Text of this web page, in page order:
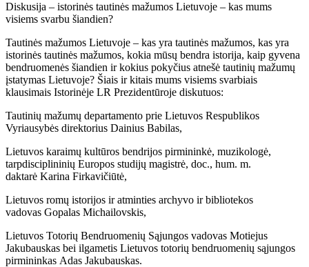
Diskusija – istorinės tautinės mažumos Lietuvoje – kas mums
visiems svarbu šiandien?
Tautinės mažumos Lietuvoje – kas yra tautinės mažumos, kas yra
istorinės tautinės mažumos, kokia mūsų bendra istorija, kaip gyvena
bendruomenės šiandien ir kokius pokyčius atnešė tautinių mažumų
įstatymas Lietuvoje? Šiais ir kitais mums visiems svarbiais
klausimais Istorinėje LR Prezidentūroje diskutuos:
Tautinių mažumų departamento prie Lietuvos Respublikos
Vyriausybės direktorius Dainius Babilas,
Lietuvos karaimų kultūros bendrijos pirmininkė, muzikologė,
tarpdisciplininių Europos studijų magistrė, doc., hum. m.
daktarė Karina Firkavičiūtė,
Lietuvos romų istorijos ir atminties archyvo ir bibliotekos
vadovas Gopalas Michailovskis,
Lietuvos Totorių Bendruomenių Sąjungos vadovas Motiejus
Jakubauskas bei ilgametis Lietuvos totorių bendruomenių sąjungos
pirmininkas Adas Jakubauskas.